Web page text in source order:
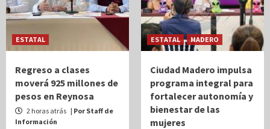
ESTATAL
Regreso a clases
moverá 925 millones de
pesos en Reynosa
2 horas atrás | Por Staff de
Información
ESTATAL MADERO
Ciudad Madero impulsa
programa integral para
fortalecer autonomía y
bienestar de las
mujeres